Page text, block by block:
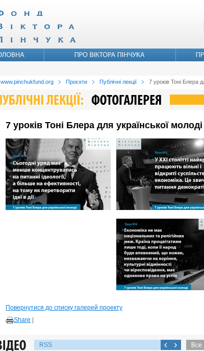
www.pinchukfund.org Проєкти Публічні лекції 7 уроків Тоні Блера
7 уроків Тоні Блера для української
Повернутися до списку галерей проекту
Share
RSS